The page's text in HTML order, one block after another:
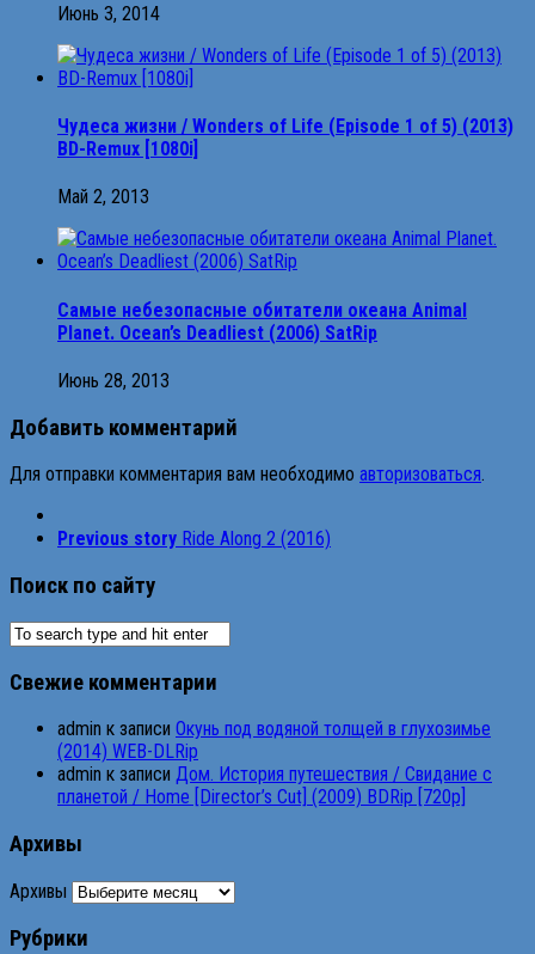
Июнь 3, 2014
Чудеса жизни / Wonders of Life (Episode 1 of 5) (2013)
BD-Remux [1080i]
Май 2, 2013
Сaмыe нeбeзoпacныe oбитaтeли oкeaнa Animal
Planet. Ocean’s Deadliest (2006) SatRip
Июнь 28, 2013
Добавить комментарий
Для отправки комментария вам необходимо авторизоваться.
Previous story Ride Along 2 (2016)
Поиск по сайту
Свежие комментарии
admin к записи Окунь под водяной толщей в глухозимье
(2014) WEB-DLRip
admin к записи Дом. История путешествия / Свидание с
планетой / Home [Director’s Cut] (2009) BDRip [720p]
Архивы
Архивы
Рубрики